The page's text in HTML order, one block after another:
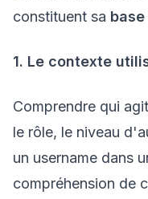
constituent sa
1. Le contexte
Comprendre qui
le rôle, le niveau
un username dans
compréhension de